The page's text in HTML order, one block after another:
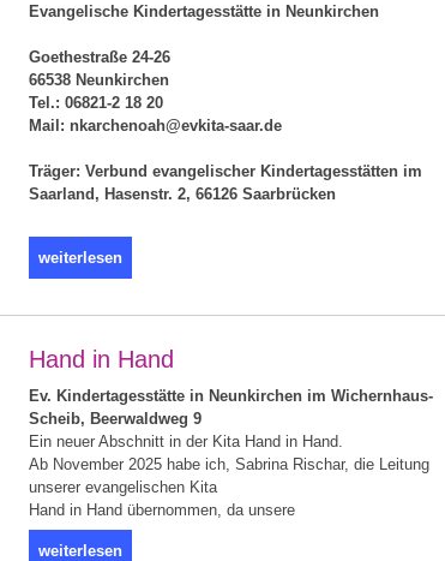
Evangelische Kindertagesstätte in Neunkirchen
Goethestraße 24-26
66538 Neunkirchen
Tel.: 06821-2 18 20
Mail: nkarchenoah@evkita-saar.de
Träger: Verbund evangelischer Kindertagesstätten im
Saarland, Hasenstr. 2, 66126 Saarbrücken
weiterlesen
Hand in Hand
Ev. Kindertagesstätte in Neunkirchen im Wichernhaus-
Scheib, Beerwaldweg 9
Ein neuer Abschnitt in der Kita Hand in Hand.
Ab November 2025 habe ich, Sabrina Rischar, die Leitung
unserer evangelischen Kita
Hand in Hand übernommen, da unsere
weiterlesen